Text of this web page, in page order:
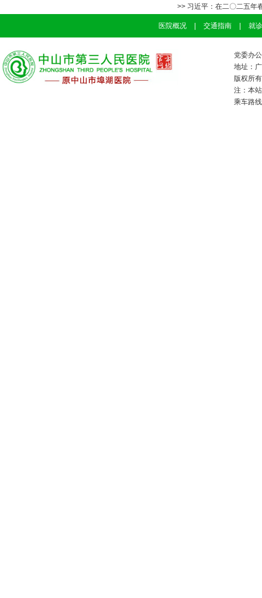
>> 习近平：在二〇二五年
医院概况 交通指南 就
党委办
地址：
版权所
注：本
乘车路